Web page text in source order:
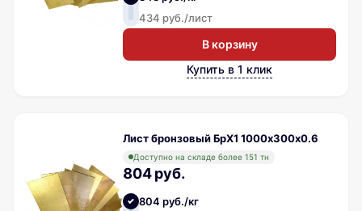
434 руб./лист
В корзину
Купить в 1 клик
Лист бронзовый БрХ1 1000х300х0.6
Доступно на складе более 151 тн
804 руб.
804 руб./кг